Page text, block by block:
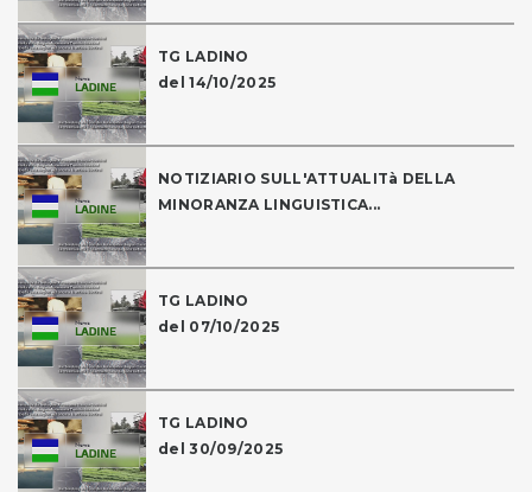
TG LADINO
del 14/10/2025
NOTIZIARIO SULL'ATTUALITà DELLA
MINORANZA LINGUISTICA...
TG LADINO
del 07/10/2025
TG LADINO
del 30/09/2025